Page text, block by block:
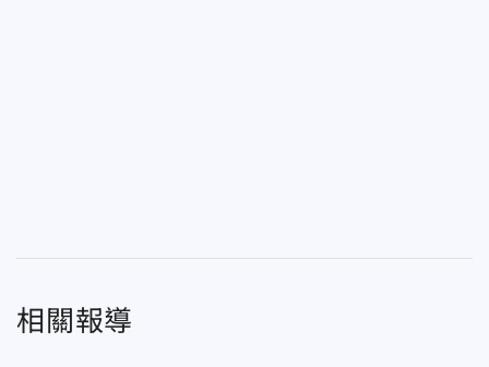
相關報導